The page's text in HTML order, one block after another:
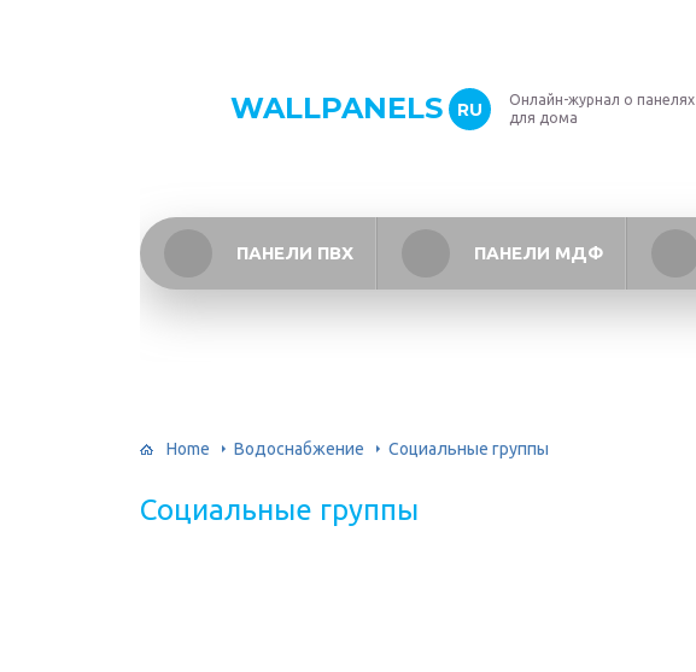
WALLPANELS RU
Онлайн-журнал о панелях
для дома
ПАНЕЛИ ПВХ ПАНЕЛИ МДФ
Home Водоснабжение Социальные группы
Социальные группы